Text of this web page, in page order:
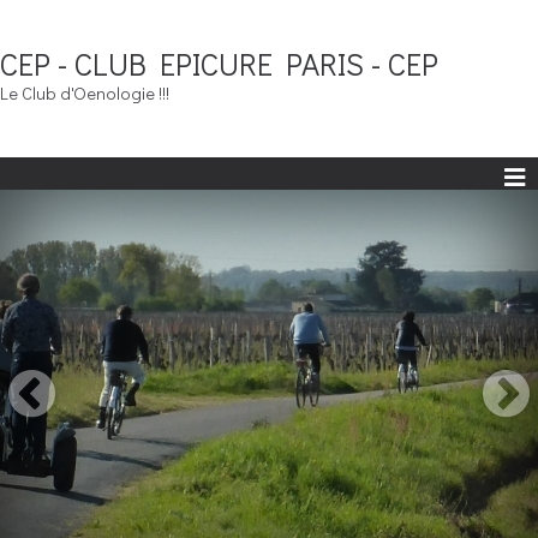
CEP - CLUB EPICURE PARIS - CEP
Le Club d'Oenologie !!!